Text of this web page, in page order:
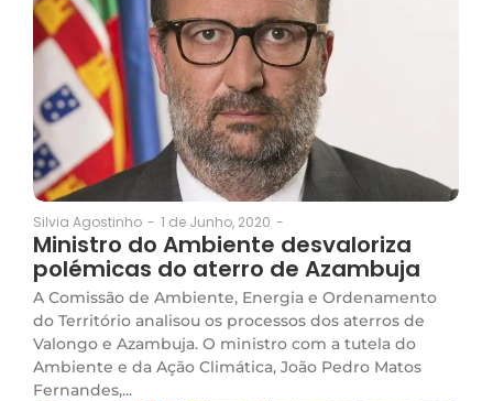
Silvia Agostinho - 1 de Junho, 2020 -
Ministro do Ambiente desvaloriza
polémicas do aterro de Azambuja
A Comissão de Ambiente, Energia e Ordenamento
do Território analisou os processos dos aterros de
Valongo e Azambuja. O ministro com a tutela do
Ambiente e da Ação Climática, João Pedro Matos
Fernandes,...